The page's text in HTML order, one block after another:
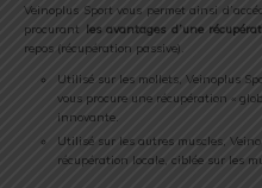
Veinoplus Sport vous permet ainsi
procurant les avantages d’une
repos (récupération passive).
Utilisé sur les mollets, Veinoplus
vous procure une récupération «
innovante.
Utilisé sur les autres muscles,
récupération locale, ciblée sur les